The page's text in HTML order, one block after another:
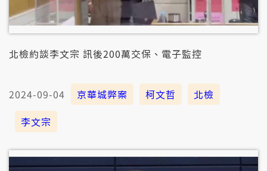
北檢約談李文宗 訊後200萬交保、電子監控
2024-09-04 京華城弊案 柯文哲
北檢
李文宗